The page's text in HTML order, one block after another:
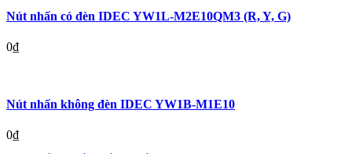
Nút nhấn có đèn IDEC YW1L-M2E10QM3 (R, Y, G)
0₫
Nút nhấn không đèn IDEC YW1B-M1E10
0₫